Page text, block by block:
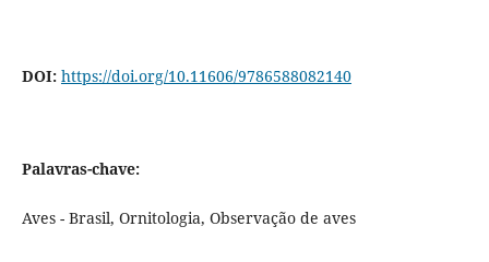
DOI: https://doi.org/10.11606/9786588082140
Palavras-chave:
Aves - Brasil, Ornitologia, Observação de aves